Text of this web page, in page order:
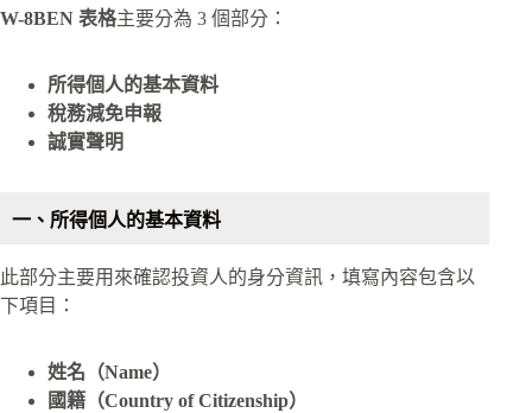
W-8BEN 表格主要分為 3 個部分：
所得個人的基本資料
稅務減免申報
誠實聲明
一、所得個人的基本資料
此部分主要用來確認投資人的身分資訊，填寫內容包含以
下項目：
姓名（Name）
國籍（Country of Citizenship）